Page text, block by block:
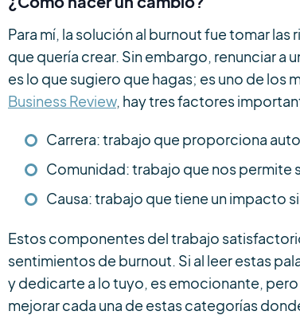
Para mí, la solución al burnout fue tomar
que quería crear. Sin embargo, renunciar a
es lo que sugiero que hagas; es uno de los
Business Review, hay tres factores
Carrera: trabajo que proporciona
Comunidad: trabajo que nos
Causa: trabajo que tiene un impacto
Estos componentes del trabajo
sentimientos de burnout. Si al leer estas
y dedicarte a lo tuyo, es emocionante,
mejorar cada una de estas categorías